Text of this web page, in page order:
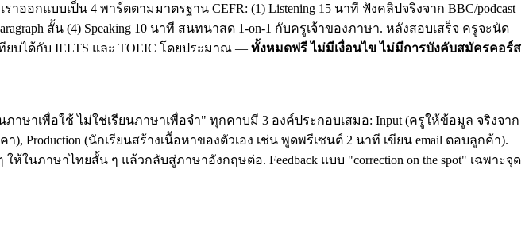
อกแบบเป็น 4 พาร์ตตามมาตรฐาน CEFR: (1) Listening 15 นาที ฟังคลิปจริงจาก BBC/podcast
สั้น (4) Speaking 10 นาที สนทนาสด 1-on-1 กับครูเจ้าของภาษา. หลังสอบเสร็จ ครูจะนัด
บได้กับ IELTS และ TOEIC โดยประมาณ — ทั้งหมดฟรี ไม่มีเงื่อนไข ไม่มีการบังคับสมัครคอร์ส
ยนภาษาเพื่อใช้ ไม่ใช่เรียนภาษาเพื่อจำ" ทุกคาบมี 3 องค์ประกอบเสมอ: Input (ครูให้ข้อมูล จริงจาก
Production (นักเรียนสร้างเนื้อหาของตัวเอง เช่น พูดพรีเซนต์ 2 นาที เขียน email ตอบลูกค้า).
นภาษาไทยสั้น ๆ แล้วกลับสู่ภาษาอังกฤษต่อ. Feedback แบบ "correction on the spot" เฉพาะจุด